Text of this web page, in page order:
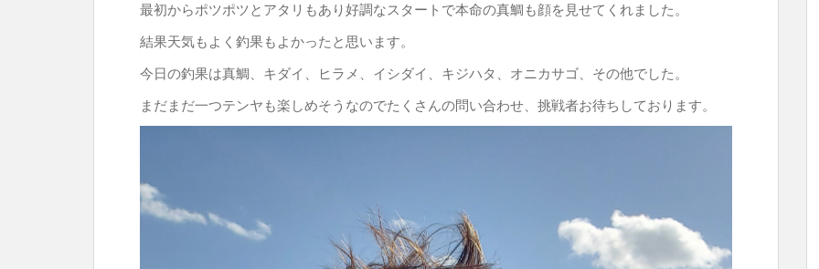
最初からポツポツとアタリもあり好調なスタートで本命の真鯛も顔を見せてくれました。
結果天気もよく釣果もよかったと思います。
今日の釣果は真鯛、キダイ、ヒラメ、イシダイ、キジハタ、オニカサゴ、その他でした。
まだまだ一つテンヤも楽しめそうなのでたくさんの問い合わせ、挑戦者お待ちしております。